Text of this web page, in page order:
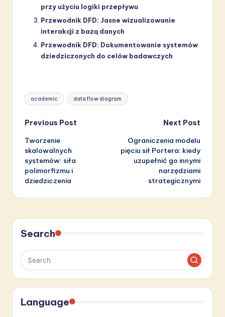
przy użyciu logiki przepływu
Przewodnik DFD: Jasne wizualizowanie
interakcji z bazą danych
Przewodnik DFD: Dokumentowanie systemów
dziedziczonych do celów badawczych
Tags:
academic data flow diagram
Post
navigation
Previous Post
Tworzenie
skalowalnych
systemów: siła
polimorfizmu i
dziedziczenia
Next Post
Ograniczenia modelu
pięciu sił Portera: kiedy
uzupełnić go innymi
narzędziami
strategicznymi
Search
Language